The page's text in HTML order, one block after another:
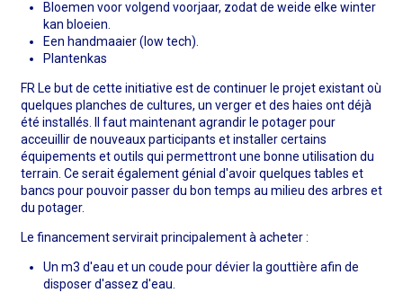
Bloemen voor volgend voorjaar, zodat de weide elke winter
kan bloeien.
Een handmaaier (low tech).
Plantenkas
FR Le but de cette initiative est de continuer le projet existant où
quelques planches de cultures, un verger et des haies ont déjà
été installés. Il faut maintenant agrandir le potager pour
acceuillir de nouveaux participants et installer certains
équipements et outils qui permettront une bonne utilisation du
terrain. Ce serait également génial d'avoir quelques tables et
bancs pour pouvoir passer du bon temps au milieu des arbres et
du potager.
Le financement servirait principalement à acheter :
Un m3 d'eau et un coude pour dévier la gouttière afin de
disposer d'assez d'eau.